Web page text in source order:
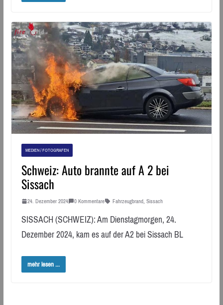
MEDIEN / FOTOGRAFEN
Schweiz: Auto brannte auf A 2 bei
Sissach
24. Dezember 2024 0 Kommentare Fahrzeugbrand, Sissach
SISSACH (SCHWEIZ): Am Dienstagmorgen, 24.
Dezember 2024, kam es auf der A2 bei Sissach BL
mehr lesen ...